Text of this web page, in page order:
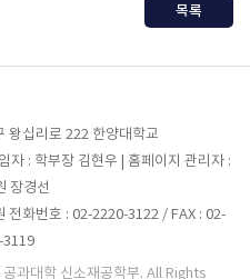
목록
왕십리로 222 한양대학교
자 : 학부장 김현우 | 홈페이지 관리자 :
장경선
전화번호 : 02-2220-3122 / FAX : 02-
3119
과대학 신소재공학부. All Rights